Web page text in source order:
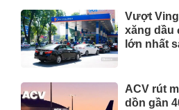
Vượt
xăng dầu
lớn nhất
ACV rút
dồn gần